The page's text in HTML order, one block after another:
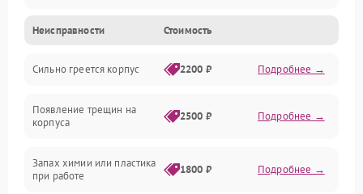
Неисправность датчиков
Неисправность программного обеспечения
Проблемы с сигналом
Неисправности Стоимость
Сильно греется корпус 2200 ₽ Подробнее →
Появление трещин на
корпуса
2500 ₽ Подробнее →
Запах химии или пластика
при работе
1800 ₽ Подробнее →